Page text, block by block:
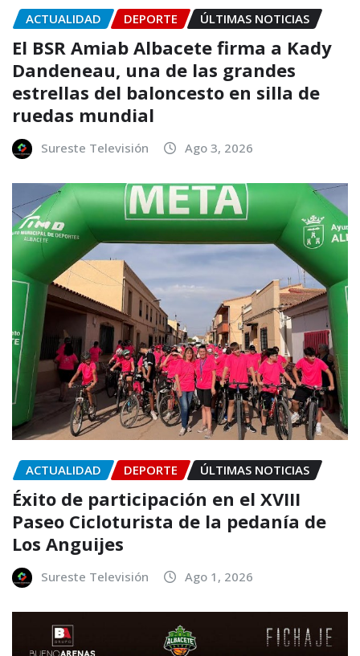
ACTUALIDAD DEPORTE ÚLTIMAS NOTICIAS
El BSR Amiab Albacete firma a Kady
Dandeneau, una de las grandes
estrellas del baloncesto en silla de
ruedas mundial
Sureste Televisión Ago 3, 2026
ACTUALIDAD DEPORTE ÚLTIMAS NOTICIAS
Éxito de participación en el XVIII
Paseo Cicloturista de la pedanía de
Los Anguijes
Sureste Televisión Ago 1, 2026